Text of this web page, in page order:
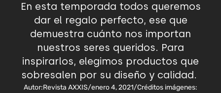
En esta temporada todos queremos
dar el regalo perfecto, ese que
demuestra cuánto nos importan
nuestros seres queridos. Para
inspirarlos, elegimos productos que
sobresalen por su diseño y calidad.
Autor:Revista AXXIS/enero 4, 2021/Créditos imágenes: